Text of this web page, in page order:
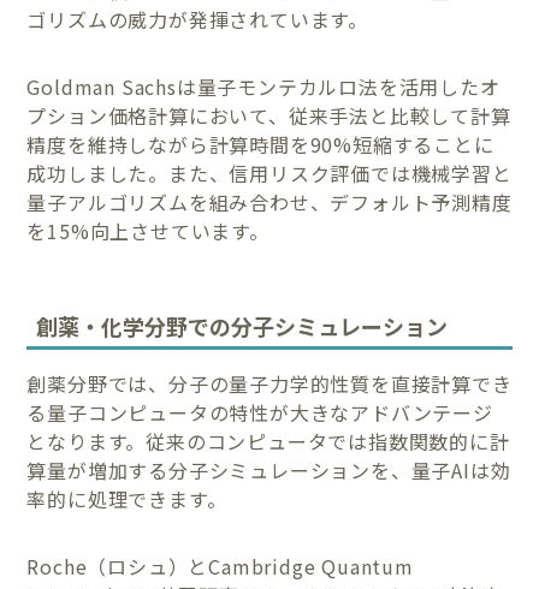
ゴリズムの威力が発揮されています。
Goldman Sachsは量子モンテカルロ法を活用したオ
プション価格計算において、従来手法と比較して計算
精度を維持しながら計算時間を90%短縮することに
成功しました。また、信用リスク評価では機械学習と
量子アルゴリズムを組み合わせ、デフォルト予測精度
を15%向上させています。
創薬・化学分野での分子シミュレーション
創薬分野では、分子の量子力学的性質を直接計算でき
る量子コンピュータの特性が大きなアドバンテージ
となります。従来のコンピュータでは指数関数的に計
算量が増加する分子シミュレーションを、量子AIは効
率的に処理できます。
Roche（ロシュ）とCambridge Quantum